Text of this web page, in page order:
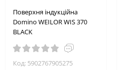
Поверхня індукційна
Domino WEILOR WIS 370
BLACK
Код: 5902767905275